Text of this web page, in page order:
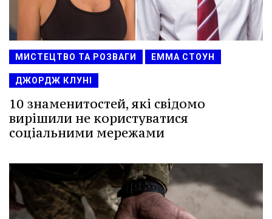
МИСТЕЦТВО ТА РОЗВАГИ ЕММА СТОУН
ДЖОРДЖ КЛУНІ
10 знаменитостей, які свідомо
вирішили не користуватися
соціальними мережами